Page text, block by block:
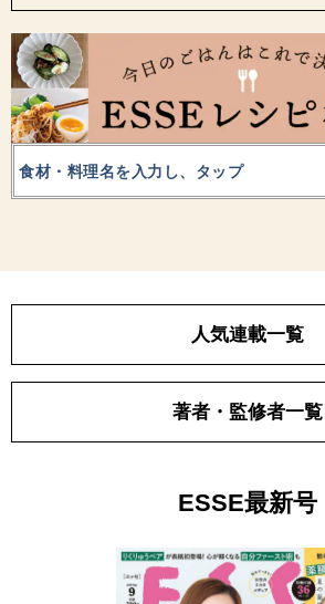
人気連載一覧
著者・監修者一覧
ESSE最新号